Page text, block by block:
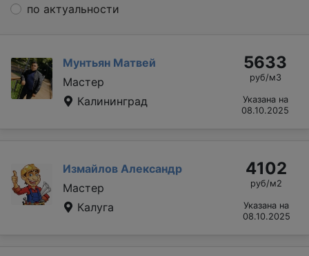
по актуальности
Мунтьян Матвей
Мастер
Калининград
5633
руб/м3
Указана на
08.10.2025
Измайлов Александр
Мастер
Калуга
4102
руб/м2
Указана на
08.10.2025